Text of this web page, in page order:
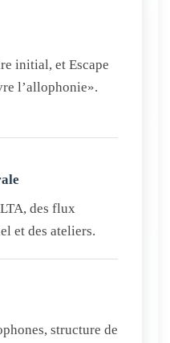
initial, et Escape
l’allophonie».
des flux
et des ateliers.
structure de